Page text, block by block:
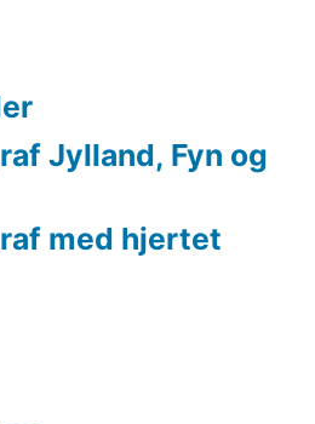
Jylland, Fyn og
med hjertet